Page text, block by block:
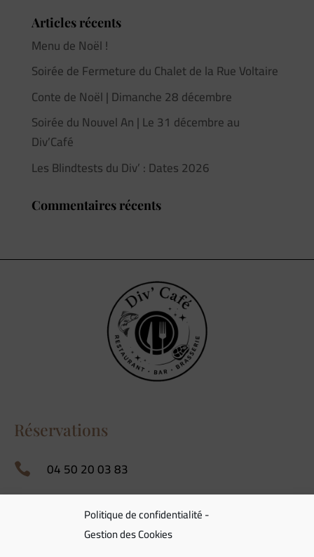
Politique de confidentialité -
Gestion des Cookies
Articles récents
Menu de Noël !
Soirée de Fermeture du Chalet de la Rue Voltaire
Conte de Noël | Dimanche 28 décembre
Soirée du Nouvel An | Le 31 décembre au
Div’Café
Les Blindtests du Div’ : Dates 2026
Commentaires récents
Réservations
 04 50 20 03 83
Adresse du restaurant